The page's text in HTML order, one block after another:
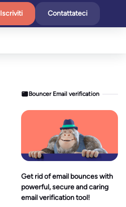
Iscriviti Contattateci
Bouncer Email verification
Get rid of email bounces with
powerful, secure and caring
email verification tool!